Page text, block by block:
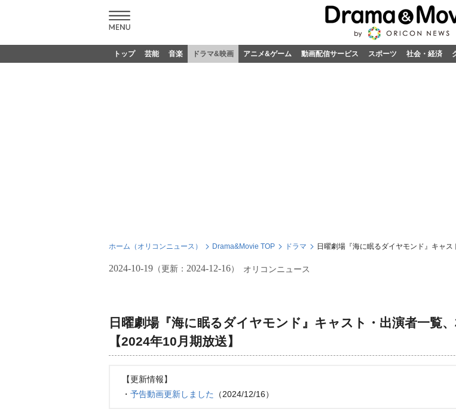
トップ 芸能 音楽 ドラマ&映画 アニメ&ゲーム 動画配信サービス スポーツ 社会・経済
ホーム（オリコンニュース） Drama&Movie TOP ドラマ 日曜劇場『海に眠るダイヤモンド』キャ
2024-10-19 （更新： 2024-12-16） オリコンニュース
日曜劇場『海に眠るダイヤモンド』キャスト・出演者一覧、
【2024年10月期放送】
【更新情報】
・ 予告動画更新しました （2024/12/16）